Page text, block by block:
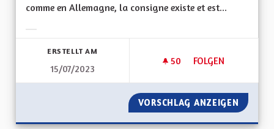
comme en Allemagne, la consigne existe et est...
ERSTELLT AM
15/07/2023
50 50 FOLLOWER
FOLGEN
FAIRE DU
VORSCHLAG ANZEIGEN FAIRE